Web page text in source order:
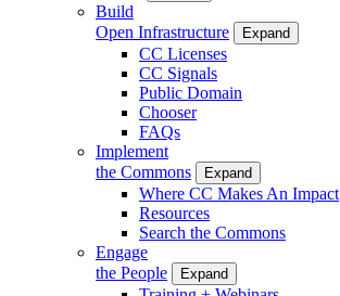
Build
Open Infrastructure
Expand
CC Licenses
CC Signals
Public Domain
Chooser
FAQs
Implement
the Commons
Expand
Where CC Makes An Impact
Resources
Search the Commons
Engage
the People
Expand